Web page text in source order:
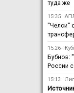
туда же
15:35
"Челси"
15:26
Бубнов:
России
15:13